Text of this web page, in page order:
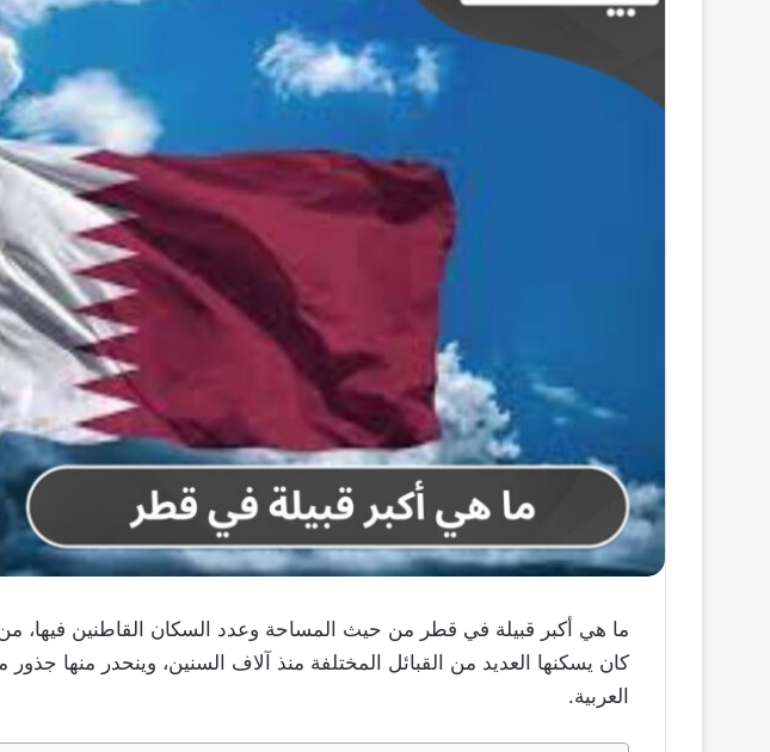
ما هي أكبر قبيلة في قطر من حيث المساحة وعدد السكان القاطنين فيها،
كان يسكنها العديد من القبائل المختلفة منذ آلاف السنين، وينحدر منها
العربية.